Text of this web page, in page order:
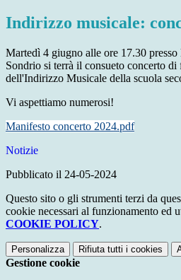
Indirizzo musicale:
Martedì 4 giugno alle ore 17.30
Sondrio si terrà il consueto concerto di
dell'Indirizzo Musicale della scuola
Vi aspettiamo numerosi!
Manifesto concerto 2024.pdf
Notizie
Pubblicato il 24-05-2024
Questo sito o gli strumenti terzi da
cookie necessari al funzionamento ed
COOKIE POLICY.
Personalizza Rifiuta tutti i cookies
Gestione cookie